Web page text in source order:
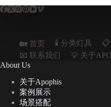
🏡 首页 🕯️ 分类灯具
📧 联系我们
💡 关于
About Us
关于Apophis
案例展示
场景搭配